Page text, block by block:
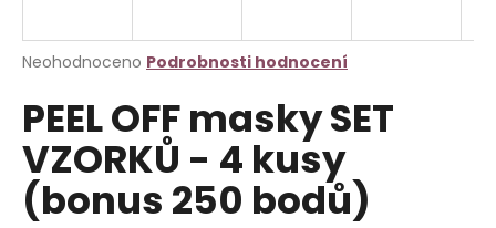
Průměrné
produktu
je
0,0
z
5
hvězdiček.
Neohodnoceno Podrobnosti hodnocení
PEEL OFF masky SET
VZORKŮ - 4 kusy
(bonus 250 bodů)
j
t
?